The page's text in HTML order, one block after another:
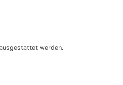
werden.